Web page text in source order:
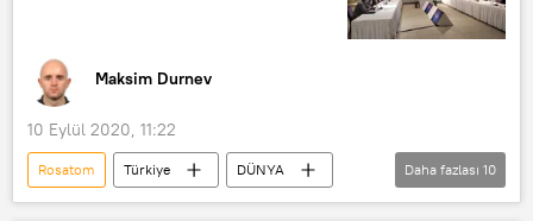
Maksim Durnev
10 Eylül 2020, 11:22
Rosatom Türkiye
DÜNYA
Haberler
POLİTİKA
Daha fazlası 10